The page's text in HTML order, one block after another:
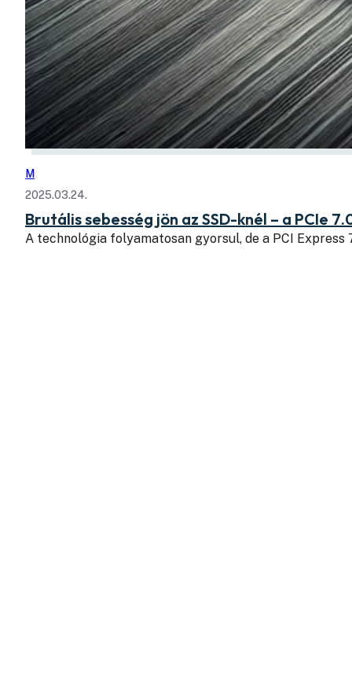
M
2025.03.24.
Brutális sebesség jön az SSD-knél – a PCIe
A technológia folyamatosan gyorsul, de a PCI Express